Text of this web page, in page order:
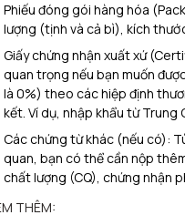
Phiếu đóng gói hàng hóa
lượng (tịnh và cả bì), kích
Giấy chứng nhận xuất xứ
quan trọng nếu bạn muốn
là 0%) theo các hiệp định
kết. Ví dụ, nhập khẩu từ Trung
Các chứng từ khác (nếu có):
quan, bạn có thể cần nộp
chất lượng (CQ), chứng nhận
THÊM: